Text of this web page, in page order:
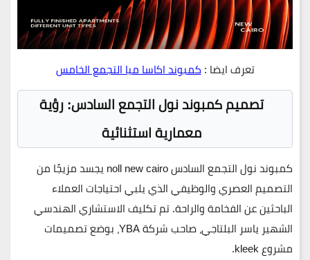
تعرف ايضا :كمبوند اكاسا ميا التجمع الخامس
تصميم كمبوند نول التجمع السادس: رؤية
معمارية استثنائية
كمبوند نول التجمع السادسnoll new cairoيجسد مزيجًا من
التصميم العصري والوظيفي الذي يلبي احتياجات العملاء
الباحثين عن الفخامة والراحة. تم تكليف الاستشاري الهندسي
الشهير ياسر البلتاجي، صاحب شركةYBA، بوضع تصميمات
مشروع kleek.